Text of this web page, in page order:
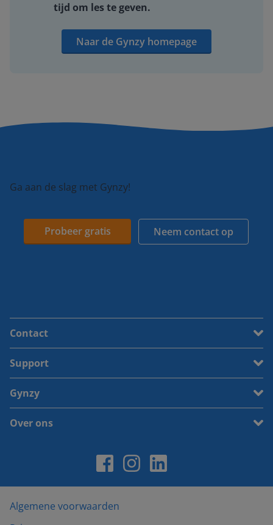
tijd om les te geven.
Naar de Gynzy homepage
Ga aan de slag met Gynzy!
Probeer gratis Neem contact op
Contact
Support
Gynzy
Over ons
Algemene voorwaarden